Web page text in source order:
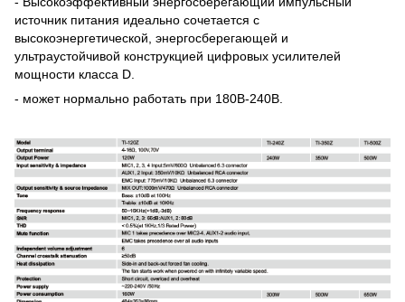
источник питания идеально сочетается с
высокоэнергетической, энергосберегающей и
ультраустойчивой конструкцией цифровых усилителей
мощности класса D.
- может нормально работать при 180В-240В.